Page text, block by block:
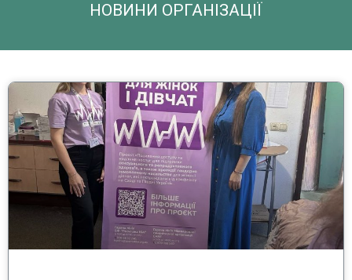
НОВИНИ ОРГАНІЗАЦІЇ